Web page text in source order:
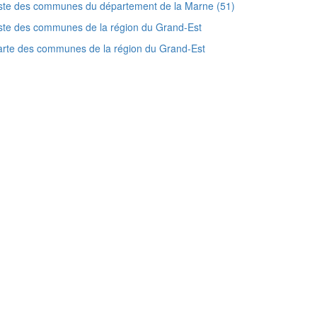
des communes du département de la Marne (51)
des communes de la région du Grand-Est
des communes de la région du Grand-Est